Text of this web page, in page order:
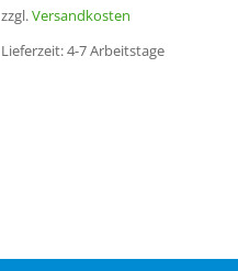
zzgl.Versandkosten
Lieferzeit: 4-7 Arbeitstage